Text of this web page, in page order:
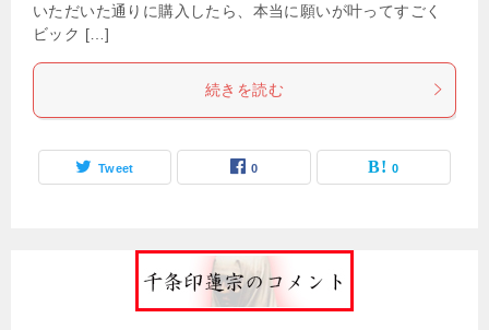
いただいた通りに購入したら、本当に願いが叶ってすごく
ビック […]
続きを読む
Tweet 0 0